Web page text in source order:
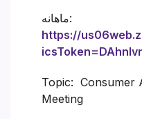
ماهانه:
https://
Topic: Consumer
Meeting